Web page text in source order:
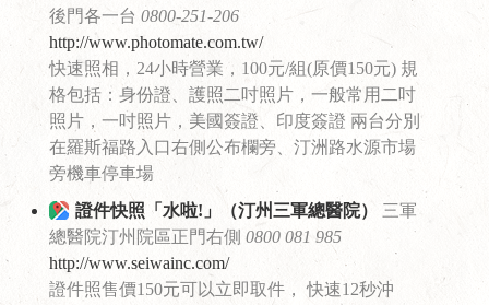
後門各一台 0800-251-206
http://www.photomate.com.tw/
快速照相，24小時營業，100元/組(原價150元) 規
格包括：身份證、護照二吋照片，一般常用二吋
照片，一吋照片，美國簽證、印度簽證 兩台分別
在羅斯福路入口右側公布欄旁、汀洲路水源市場
旁機車停車場
證件快照「水啦!」（汀州三軍總醫院）
三軍
總醫院汀州院區正門右側 0800 081 985
http://www.seiwainc.com/
證件照售價150元可以立即取件， 快速12秒沖